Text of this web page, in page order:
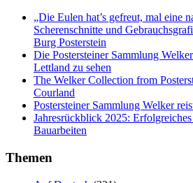
„Die Eulen hat’s gefreut, mal eine
Scherenschnitte und
Burg Posterstein
Die Postersteiner Sammlung
Lettland zu sehen
The Welker Collection from
Courland
Postersteiner Sammlung Welker
Jahresrückblick 2025:
Bauarbeiten
Themen